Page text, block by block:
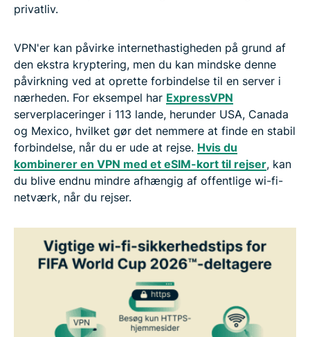
privatliv.
VPN'er kan påvirke internethastigheden på grund af
den ekstra kryptering, men du kan mindske denne
påvirkning ved at oprette forbindelse til en server i
nærheden. For eksempel har ExpressVPN
serverplaceringer i 113 lande, herunder USA, Canada
og Mexico, hvilket gør det nemmere at finde en stabil
forbindelse, når du er ude at rejse. Hvis du
kombinerer en VPN med et eSIM-kort til rejser, kan
du blive endnu mindre afhængig af offentlige wi-fi-
netværk, når du rejser.